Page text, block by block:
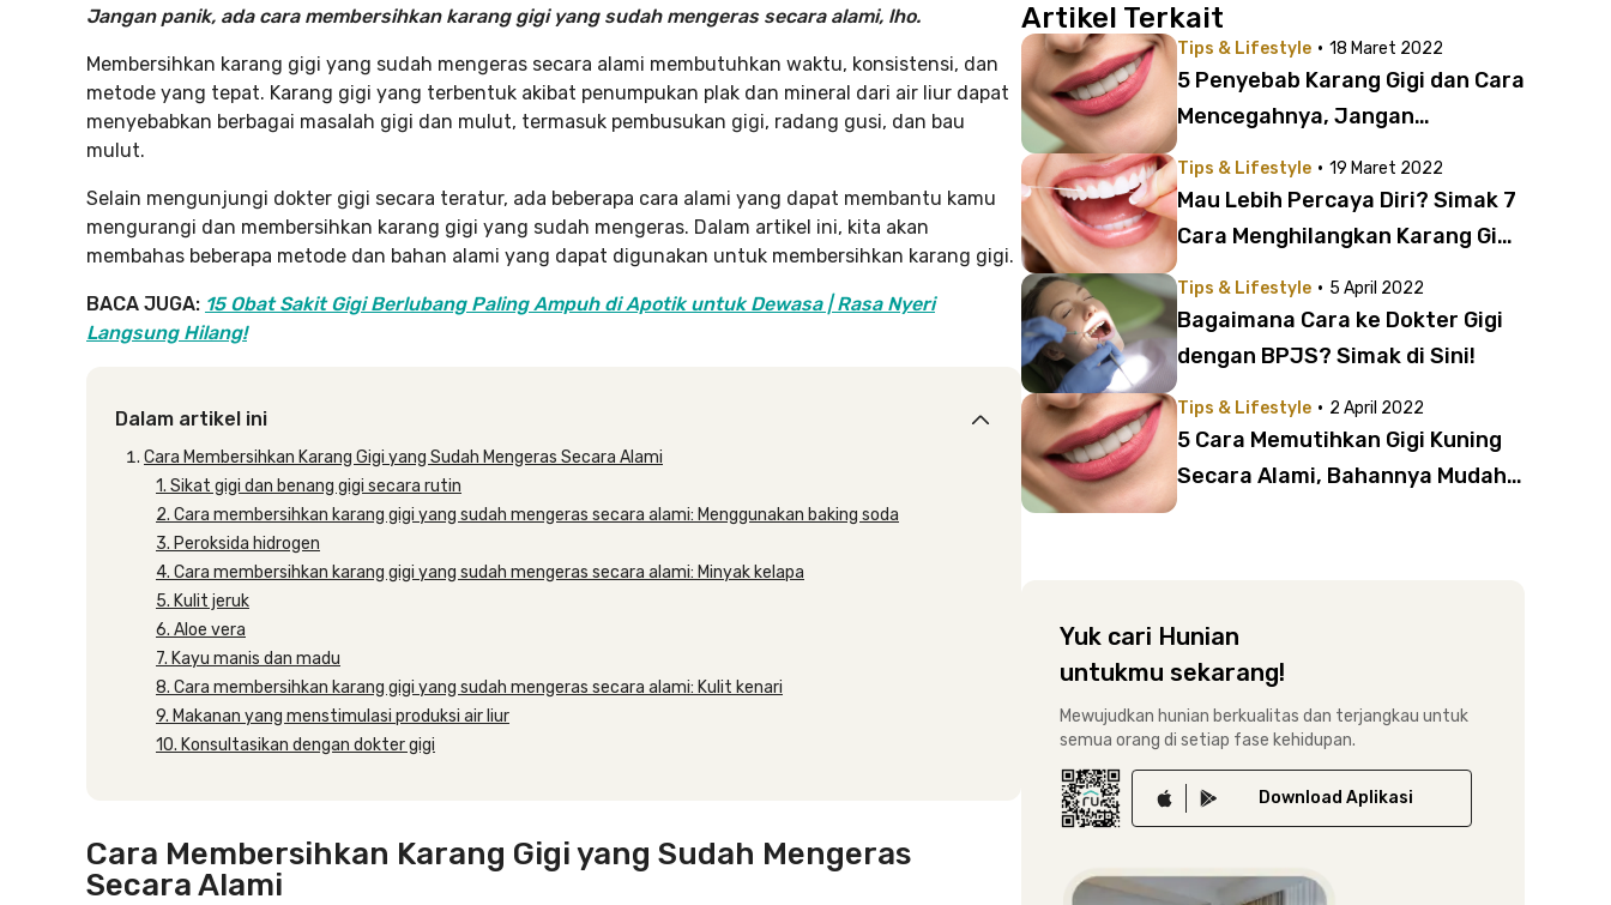
Jangan panik, ada cara membersihkan karang gigi yang sudah mengeras secara alami, lho.
Membersihkan karang gigi yang sudah mengeras secara alami membutuhkan waktu, konsistensi, dan
metode yang tepat. Karang gigi yang terbentuk akibat penumpukan plak dan mineral dari air liur dapat
menyebabkan berbagai masalah gigi dan mulut, termasuk pembusukan gigi, radang gusi, dan bau
mulut.
Selain mengunjungi dokter gigi secara teratur, ada beberapa cara alami yang dapat membantu kamu
mengurangi dan membersihkan karang gigi yang sudah mengeras. Dalam artikel ini, kita akan
membahas beberapa metode dan bahan alami yang dapat digunakan untuk membersihkan karang gigi.
BACA JUGA: 15 Obat Sakit Gigi Berlubang Paling Ampuh di Apotik untuk Dewasa | Rasa Nyeri
Langsung Hilang!
Dalam artikel ini
Cara Membersihkan Karang Gigi yang Sudah Mengeras Secara Alami
1. Sikat gigi dan benang gigi secara rutin
2. Cara membersihkan karang gigi yang sudah mengeras secara alami: Menggunakan baking soda
3. Peroksida hidrogen
4. Cara membersihkan karang gigi yang sudah mengeras secara alami: Minyak kelapa
5. Kulit jeruk
6. Aloe vera
7. Kayu manis dan madu
8. Cara membersihkan karang gigi yang sudah mengeras secara alami: Kulit kenari
9. Makanan yang menstimulasi produksi air liur
10. Konsultasikan dengan dokter gigi
Cara Membersihkan Karang Gigi yang Sudah Mengeras
Secara Alami
Artikel Terkait
Tips & Lifestyle · 18 Maret 2022
5 Penyebab Karang Gigi dan Cara
Mencegahnya, Jangan
Tips & Lifestyle · 19 Maret 2022
Mau Lebih Percaya Diri? Simak 7
Cara Menghilangkan Karang Gigi
Tips & Lifestyle · 5 April 2022
Bagaimana Cara ke Dokter Gigi
dengan BPJS? Simak di Sini!
Tips & Lifestyle · 2 April 2022
5 Cara Memutihkan Gigi Kuning
Secara Alami, Bahannya Mudah
Yuk cari Hunian
untukmu sekarang!
Mewujudkan hunian berkualitas dan terjangkau untuk
semua orang di setiap fase kehidupan.
Download Aplikasi